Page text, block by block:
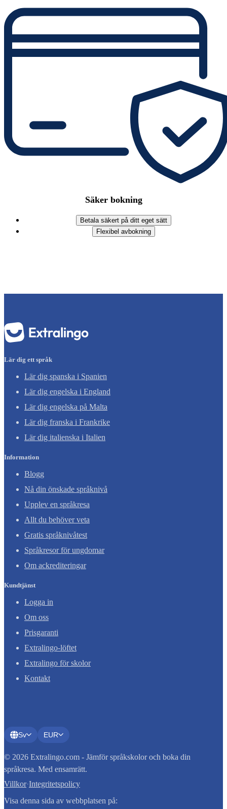
Säker bokning
Betala säkert på ditt eget sätt
Flexibel avbokning
Lär dig ett språk
Lär dig spanska i Spanien
Lär dig engelska i England
Lär dig engelska på Malta
Lär dig franska i Frankrike
Lär dig italienska i Italien
Information
Blogg
Nå din önskade språknivå
Upplev en språkresa
Allt du behöver veta
Gratis språknivåtest
Språkresor för ungdomar
Om ackrediteringar
Kundtjänst
Logga in
Om oss
Prisgaranti
Extralingo-löftet
Extralingo för skolor
Kontakt
Sv EUR
© 2026 Extralingo.com - Jämför språkskolor och boka din
språkresa. Med ensamrätt.
Villkor·Integritetspolicy
Visa denna sida av webbplatsen på: